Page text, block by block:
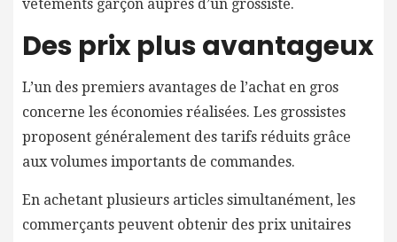
vêtements garçon auprès d’un grossiste.
Des prix plus avantageux
L’un des premiers avantages de l’achat en gros
concerne les économies réalisées. Les grossistes
proposent généralement des tarifs réduits grâce
aux volumes importants de commandes.
En achetant plusieurs articles simultanément, les
commerçants peuvent obtenir des prix unitaires